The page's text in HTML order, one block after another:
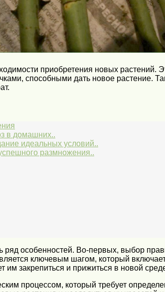
приобретения новых растений.
способными дать новое растение.
в домашних..
идеальных условий..
размножения..
особенностей. Во-первых, выбор
ключевым шагом, который
им закрепиться и прижиться в новой
процессом, который требует